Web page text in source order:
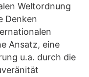
Weltordnung
Denken
Ansatz, eine
u.a. durch die